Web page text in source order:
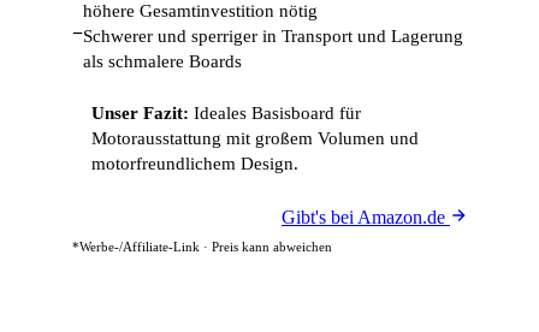
höhere Gesamtinvestition nötig
−Schwerer und sperriger in Transport und Lagerung
als schmalere Boards
Unser Fazit: Ideales Basisboard für
Motorausstattung mit großem Volumen und
motorfreundlichem Design.
Gibt's bei Amazon.de
*Werbe-/Affiliate-Link · Preis kann abweichen